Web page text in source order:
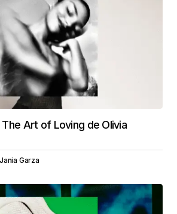
Art of Loving de Olivia
Jania Garza